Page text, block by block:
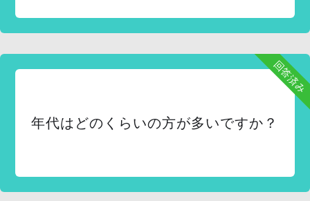
回答済み
年代はどのくらいの方が多いですか？